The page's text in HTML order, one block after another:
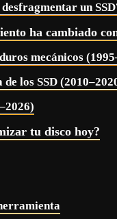
desfragmentar un
ha cambiado
mecánicos
los SSD
tu disco hoy?